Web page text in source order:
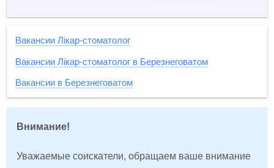
Вакансии Лікар-стоматолог
Вакансии Лікар-стоматолог в Березнеговатом
Вакансии в Березнеговатом
Внимание!
Уважаемые соискатели, обращаем ваше внимание